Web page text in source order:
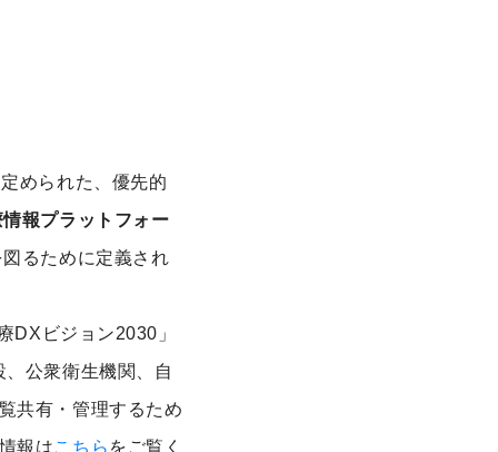
められた、優先的
報プラットフォー
るために定義され
DXビジョン2030」
公衆衛生機関、自
共有・管理するため
報はこちら をご覧く